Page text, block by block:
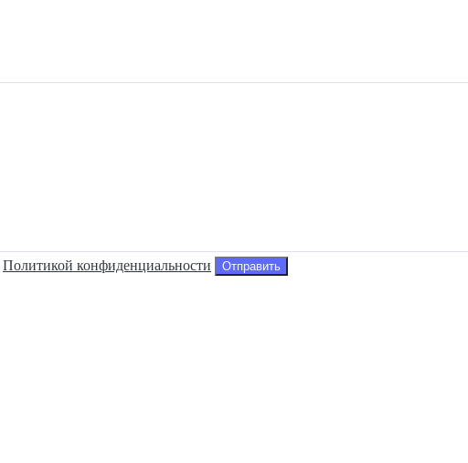
Политикой конфиденциальности